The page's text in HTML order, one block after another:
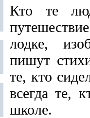
Кто те
лодке,
пишут
те, кто
всегда те,
школе.